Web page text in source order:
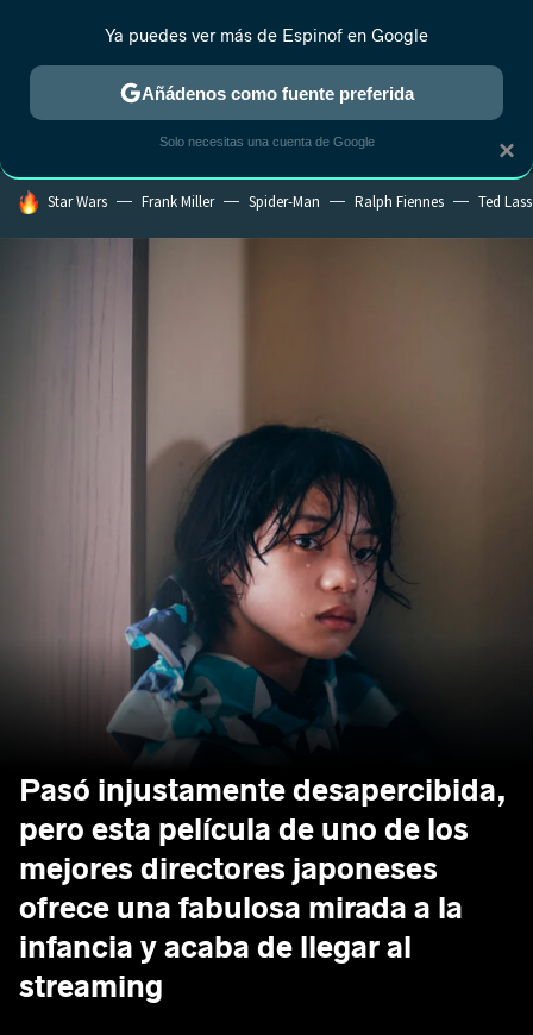
MENÚ NUEVO
ESTRENOS REALITY ANIME RANKINGS CINE
HOY SE HABLA DE
Star Wars Frank Miller Spider-Man Ralph Fiennes Ted
Pasó injustamente desapercibida,
pero esta película de uno de los
mejores directores japoneses
ofrece una fabulosa mirada a la
infancia y acaba de llegar al
streaming
×
Ya puedes ver más de Espinof en Google
Añádenos como fuente preferida
Solo necesitas una cuenta de Google